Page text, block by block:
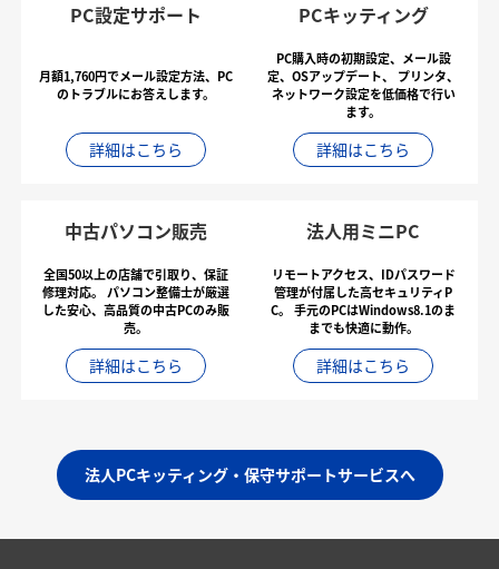
PC設定サポート
月額1,760円でメール設定方法、PC
のトラブルにお答えします。
詳細はこちら
PCキッティング
PC購入時の初期設定、メール設
定、OSアップデート、
プリンタ、
ネットワーク設定を低価格で行い
ます。
詳細はこちら
中古パソコン販売
全国50以上の店舗で引取り、保証
修理対応。 パソコン整備士が厳選
した安心、高品質の中古PCのみ販
売。
詳細はこちら
法人用ミニPC
リモートアクセス、IDパスワード
管理が付属した高セキュリティP
C。 手元のPCはWindows8.1のま
までも快適に動作。
詳細はこちら
法人PCキッティング・保守サポートサービスへ